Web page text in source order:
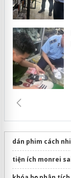
dán phim cách
tiện ích monrei